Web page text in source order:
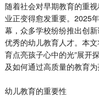
随着社会对早期教育的重
业正变得愈发重要。2025
幕，众多学校纷纷推出创
优秀的幼儿教育人才。本
育点亮孩子心中的光”展开
及如何通过高质量的教育为
幼儿教育的重要性